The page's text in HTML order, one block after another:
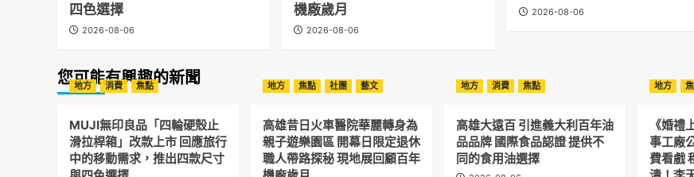
四色選擇
2026-08-06
機廠歲月
2026-08-06
2026-08-06
您可能有興趣的新聞
地方 消費 焦點
MUJI無印良品「四輪硬殼止
滑拉桿箱」改款上市 回應旅行
中的移動需求，推出四款尺寸
地方 焦點 社團 藝文
高雄昔日火車醫院華麗轉身為
親子遊樂園區 開幕日限定退休
職人帶路探秘 現地展回顧百年
地方 消費 焦點
高雄大遠百 引進義大利百年油
品品牌 國際食品認證 提供不
同的食用油選擇
地方
《婚禮
事工廠
費看戲